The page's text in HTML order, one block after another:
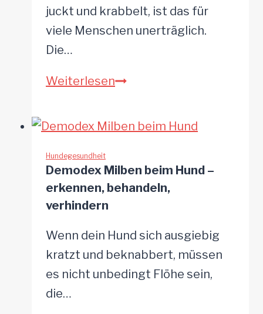
beißt
juckt und krabbelt, ist das für
viele Menschen unerträglich.
Die…
WeiterlesenHaarlinge
Hund
Hundegesundheit
Demodex Milben beim Hund –
erkennen, behandeln,
verhindern
Wenn dein Hund sich ausgiebig
kratzt und beknabbert, müssen
es nicht unbedingt Flöhe sein,
die…